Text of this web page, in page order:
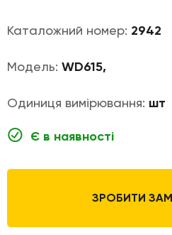
Каталожний номер: 2942
Модель: WD615,
Одиниця вимірювання: шт
Є в наявності
ЗРОБИТИ